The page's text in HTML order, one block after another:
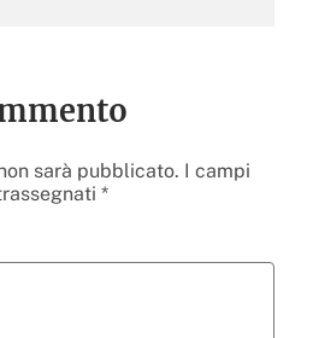
sarà pubblicato. I campi
*